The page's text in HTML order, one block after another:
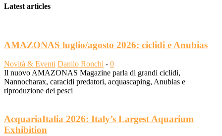
Latest articles
AMAZONAS luglio/agosto 2026: ciclidi e Anubias
Novità & Eventi Danilo Ronchi - 0
Il nuovo AMAZONAS Magazine parla di grandi ciclidi,
Nannocharax, caracidi predatori, acquascaping, Anubias e
riproduzione dei pesci
AcquariaItalia 2026: Italy’s Largest Aquarium
Exhibition